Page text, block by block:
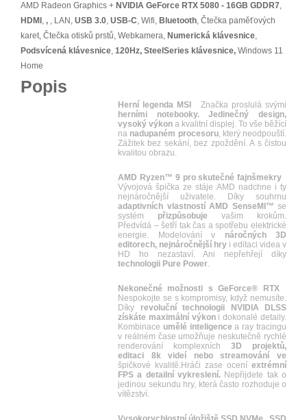
AMD Radeon Graphics + NVIDIA GeForce RTX 5080 - 16GB GDDR7,
HDMI , , , LAN, USB 3.0, USB-C, Wifi, Bluetooth, Čtečka paměťových
karet, Čtečka otisků prstů, Webkamera, Numerická klávesnice,
Podsvícená klávesnice, 120Hz, SteelSeries klávesnice, Windows 11
Home
Popis
Herní legenda MSI
Značka proslulá svými
herními notebooky. Jedinečný design,
vysoký výkon a kvalitní displej. To vše běžící
na nadupaném procesoru, který neodpouští.
Zážitek bez sekání, bez zpoždění. A s čistou
kvalitou obrazu.
AMD Ryzen™ 9 pro skutečné fajnšmekry
Vývojová špička ze stáje AMD nadchne i ty
nejnáročnější uživatele. Díky souhrnu
adaptivních vlastností AMD SenseMI™ se
systém přizpůsobuje vašim krokům.
Předvídá – šetří tak čas a spotřebu elektrické
energie. Modelování v
náročných 3D
editorech, nejnáročnější hry i editaci videa v
HD ho nezastaví. Ani nepřehřejí díky
technologii Pure Power.
Nekonečné možnosti s GeForce® RTX
Nespokojte se s kompromisy, když nemusíte.
Díky
revoluční technologii NVIDIA DLSS
získáte maximální výkoni dokonalé detaily.
Kombinace umělé inteligence a ray tracingu
v reálném čase umožňuje neskutečně rychlé
renderování komplexních 3D projektů,
editaci 8k videí nebo streamování ve
špičkové kvalitě.Hráči zase ocení extrémní
FPS a detailní vykreslení. Nepřijdete tak o
jedinou sekundu hry, která často rozhoduje o
vítězství.